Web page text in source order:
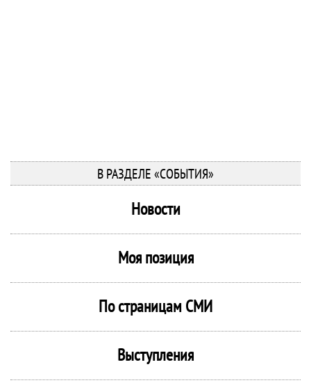
В РАЗДЕЛЕ «СОБЫТИЯ»
Новости
Моя позиция
По страницам СМИ
Выступления